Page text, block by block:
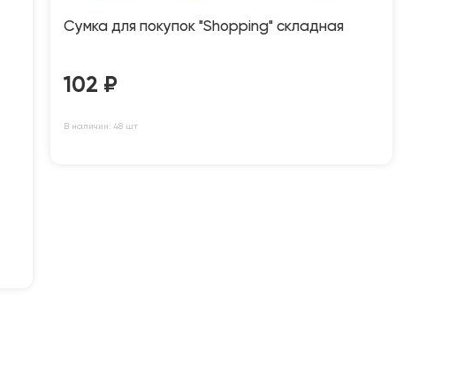
Сумка для покупок "Shopping" складная
102 ₽
В наличии: 48 шт